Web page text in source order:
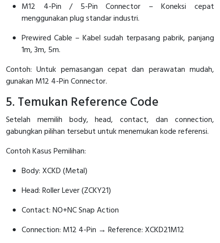
M12 4-Pin / 5-Pin Connector – Koneksi cepat
menggunakan plug standar industri.
Prewired Cable – Kabel sudah terpasang pabrik, panjang
1m, 3m, 5m.
Contoh: Untuk pemasangan cepat dan perawatan mudah,
gunakan M12 4-Pin Connector.
5. Temukan Reference Code
Setelah memilih body, head, contact, dan connection,
gabungkan pilihan tersebut untuk menemukan kode referensi.
Contoh Kasus Pemilihan:
Body: XCKD (Metal)
Head: Roller Lever (ZCKY21)
Contact: NO+NC Snap Action
Connection: M12 4-Pin → Reference: XCKD21M12